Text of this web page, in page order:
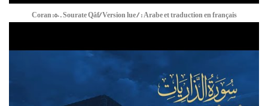
Coran:50. Sourate Qâf/ Version lue / : Arabe et traduction en français